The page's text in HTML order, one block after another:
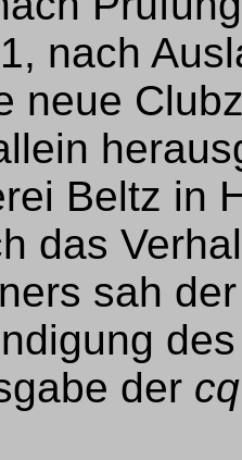
nach
neue
Beltz in
das
sah
der